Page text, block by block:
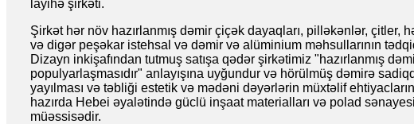
layihə şirkəti.
Şirkət hər növ hazırlanmış dəmir çiçək dayaqları, pilləkənlər, çitler,
və digər peşəkar istehsal və dəmir və alüminium məhsullarının
Dizayn inkişafından tutmuş satışa qədər şirkətimiz "hazırlanmış
populyarlaşmasıdır" anlayışına uyğundur və hörülmüş dəmirə
yayılması və təbliği estetik və mədəni dəyərlərin müxtəlif
hazırda Hebei əyalətində güclü inşaat materialları və polad
müəssisədir.